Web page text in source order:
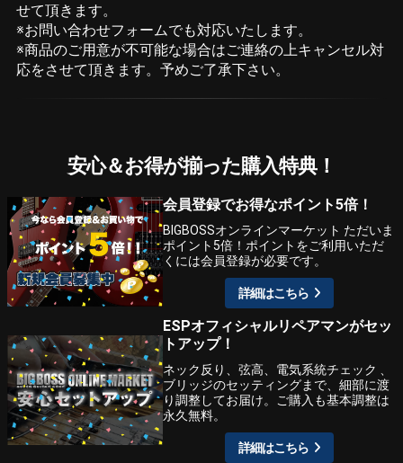
せて頂きます。
※お問い合わせフォームでも対応いたします。
※商品のご用意が不可能な場合はご連絡の上キャンセル対
応をさせて頂きます。予めご了承下さい。
安心＆お得が揃った購入特典！
会員登録でお得なポイント5倍！
BIGBOSSオンラインマーケット ただいま
ポイント5倍！ポイントをご利用いただ
くには会員登録が必要です。
詳細はこちら
ESPオフィシャルリペアマンがセッ
トアップ！
ネック反り、弦高、電気系統チェック 、
ブリッジのセッティングまで、細部に渡
り調整してお届け。ご購入も基本調整は
永久無料。
詳細はこちら